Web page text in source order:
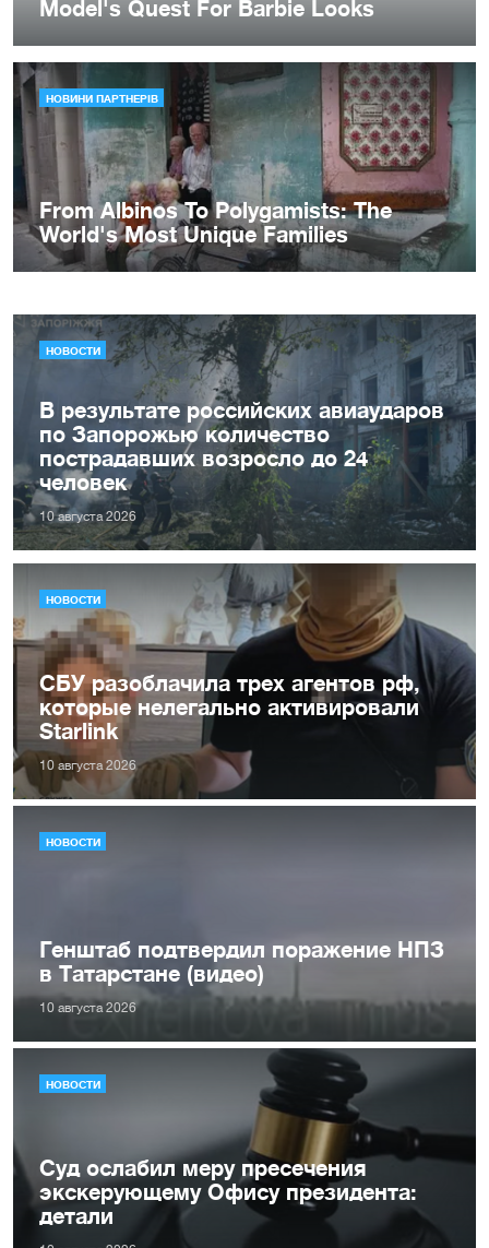
НОВОСТИ
В результате российских авиаударов
по Запорожью количество
пострадавших возросло до 24
человек
10 августа 2026
НОВОСТИ
СБУ разоблачила трех агентов рф,
которые нелегально активировали
Starlink
10 августа 2026
НОВОСТИ
Генштаб подтвердил поражение НПЗ
в Татарстане (видео)
10 августа 2026
НОВОСТИ
Суд ослабил меру пресечения
экскерующему Офису президента:
детали